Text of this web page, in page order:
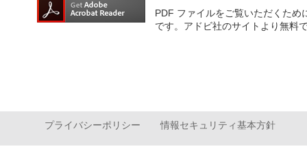
PDF ファイルをご覧いただくため
です。アドビ社のサイトより無料
プライバシーポリシー 情報セキュリティ基本方針